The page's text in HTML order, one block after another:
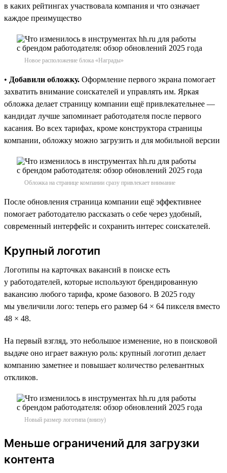
в каких рейтингах участвовала компания и что означает
каждое преимущество
Новое расположение блока «Награды»
• Добавили обложку. Оформление первого экрана помогает
захватить внимание соискателей и управлять им. Яркая
обложка делает страницу компании ещё привлекательнее —
кандидат лучше запоминает работодателя после первого
касания. Во всех тарифах, кроме конструктора страницы
компании, обложку можно загрузить и для мобильной версии
Обложка на странице компании сразу привлекает внимание
После обновления страница компании ещё эффективнее
помогает работодателю рассказать о себе через удобный,
современный интерфейс и сохранить интерес соискателей.
Крупный логотип
Логотипы на карточках вакансий в поиске есть
у работодателей, которые используют брендированную
вакансию любого тарифа, кроме базового. В 2025 году
мы увеличили лого: теперь его размер 64 × 64 пикселя вместо
48 × 48.
На первый взгляд, это небольшое изменение, но в поисковой
выдаче оно играет важную роль: крупный логотип делает
компанию заметнее и повышает количество релевантных
откликов.
Новый размер логотипа (внизу)
Меньше ограничений для загрузки
контента